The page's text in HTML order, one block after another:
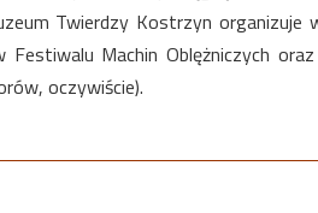
Twierdzy Kostrzyn organizuje
Machin Oblężniczych
oczywiście).